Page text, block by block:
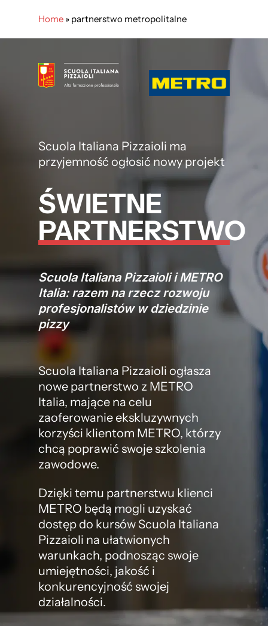
Home » partnerstwo metropolitalne
Scuola Italiana Pizzaioli ma
przyjemność ogłosić nowy projekt
ŚWIETNE
PARTNERSTWO
Scuola Italiana Pizzaioli i METRO
Italia: razem na rzecz rozwoju
profesjonalistów w dziedzinie
pizzy
Scuola Italiana Pizzaioli ogłasza
nowe partnerstwo z METRO
Italia, mające na celu
zaoferowanie ekskluzywnych
korzyści klientom METRO, którzy
chcą poprawić swoje szkolenia
zawodowe.
Dzięki temu partnerstwu klienci
METRO będą mogli uzyskać
dostęp do kursów Scuola Italiana
Pizzaioli na ułatwionych
warunkach, podnosząc swoje
umiejętności, jakość i
konkurencyjność swojej
działalności.
Close